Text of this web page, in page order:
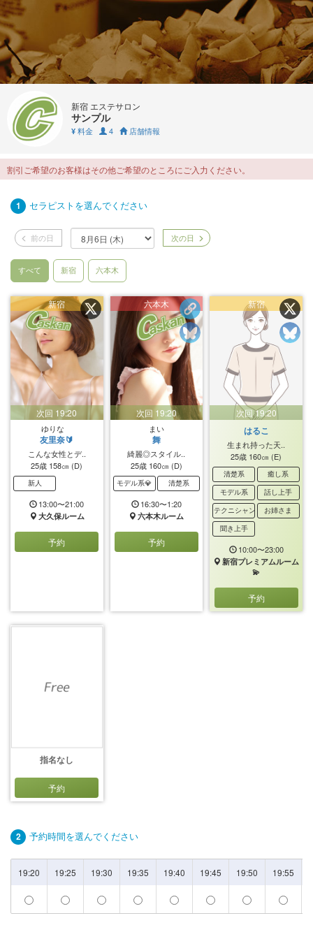
新宿 エステサロン
サンプル
¥ 料金 4 店舗情報
割引ご希望のお客様はその他ご希望のところにご入力ください。
1 セラピストを選んでください
前の日 次の日
すべて 新宿 六本木
次回 19:20
新宿
ゆりな
友里奈🔰
こんな女性とデ..
25歳 158㎝ (D)
新人
13:00〜21:00
大久保ルーム
予約
次回 19:20
六本木
まい
舞
綺麗◎スタイル..
25歳 160㎝ (D)
モデル系💎 清楚系
16:30〜1:20
六本木ルーム
予約
次回 19:20
新宿
はるこ
生まれ持った天..
25歳 160㎝ (E)
清楚系 癒し系
モデル系 話し上手
テクニシャン お姉さま
聞き上手
10:00〜23:00
新宿プレミアムルーム
💫
予約
指名なし
予約
2 予約時間を選んでください
19:20 19:25 19:30 19:35 19:40 19:45 19:50 19:55